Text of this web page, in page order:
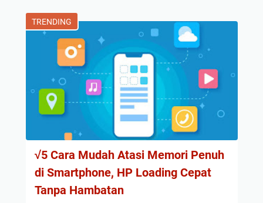
TRENDING
√5 Cara Mudah Atasi Memori Penuh
di Smartphone, HP Loading Cepat
Tanpa Hambatan